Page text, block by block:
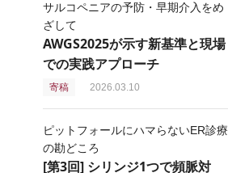
サルコペニアの予防・早期介入をめ
ざして
AWGS2025が示す新基準と現場
での実践アプローチ
寄稿 2026.03.10
ピットフォールにハマらないER診療
の勘どころ
[第3回] シリンジ1つで頻脈対